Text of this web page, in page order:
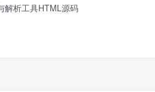
解析工具HTML源码